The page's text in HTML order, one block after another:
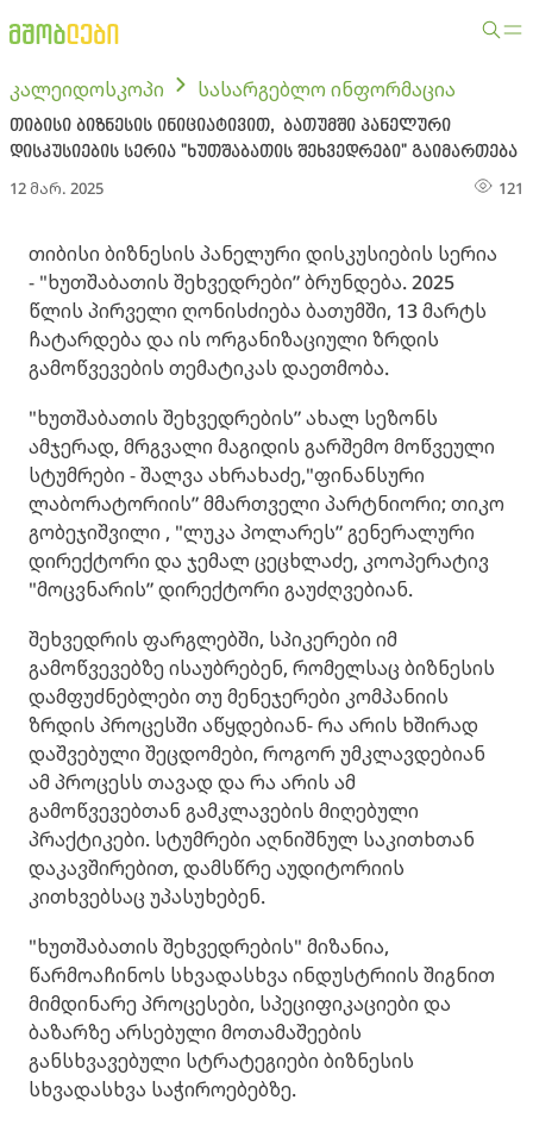
კალეიდოსკოპი სასარგებლო ინფორმაცია
თიბისი ბიზნესის ინიციატივით, ბათუმში პანელური
დისკუსიების სერია "ხუთშაბათის შეხვედრები" გაიმართება
12 მარ. 2025 121
თიბისი ბიზნესის პანელური დისკუსიების სერია
- "ხუთშაბათის შეხვედრები” ბრუნდება. 2025
წლის პირველი ღონისძიება ბათუმში, 13 მარტს
ჩატარდება და ის ორგანიზაციული ზრდის
გამოწვევების თემატიკას დაეთმობა.
"ხუთშაბათის შეხვედრების” ახალ სეზონს
ამჯერად, მრგვალი მაგიდის გარშემო მოწვეული
სტუმრები - შალვა ახრახაძე,"ფინანსური
ლაბორატორიის” მმართველი პარტნიორი; თიკო
გობეჯიშვილი , "ლუკა პოლარეს” გენერალური
დირექტორი და ჯემალ ცეცხლაძე, კოოპერატივ
"მოცვნარის” დირექტორი გაუძღვებიან.
შეხვედრის ფარგლებში, სპიკერები იმ
გამოწვევებზე ისაუბრებენ, რომელსაც ბიზნესის
დამფუძნებლები თუ მენეჯერები კომპანიის
ზრდის პროცესში აწყდებიან- რა არის ხშირად
დაშვებული შეცდომები, როგორ უმკლავდებიან
ამ პროცესს თავად და რა არის ამ
გამოწვევებთან გამკლავების მიღებული
პრაქტიკები. სტუმრები აღნიშნულ საკითხთან
დაკავშირებით, დამსწრე აუდიტორიის
კითხვებსაც უპასუხებენ.
"ხუთშაბათის შეხვედრების" მიზანია,
წარმოაჩინოს სხვადასხვა ინდუსტრიის შიგნით
მიმდინარე პროცესები, სპეციფიკაციები და
ბაზარზე არსებული მოთამაშეების
განსხვავებული სტრატეგიები ბიზნესის
სხვადასხვა საჭიროებებზე.